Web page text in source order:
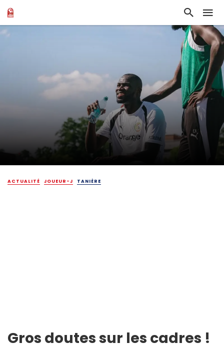
ACTUALITÉ JOUEUR-J TANIÈRE
Gros doutes sur les cadres !